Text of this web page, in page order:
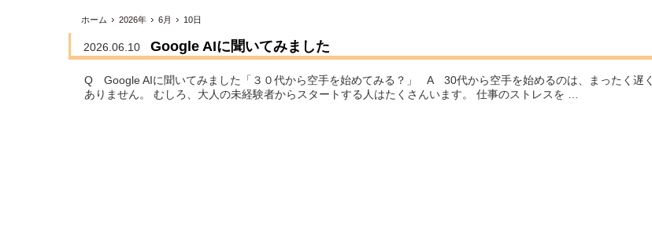
ホーム 2026年 6月 10日
2026.06.10 Google AIに聞いてみました
Q Google AIに聞いてみました「３０代から空手を始めてみる？」 A 30代から空手を始めるのは、まったく遅く
ありません。 むしろ、大人の未経験者からスタートする人はたくさんいます。 仕事のストレスを …